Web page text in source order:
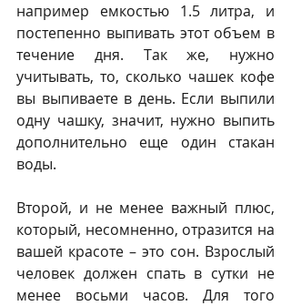
например емкостью 1.5 литра, и
постепенно выпивать этот объем в
течение дня. Так же, нужно
учитывать, то, сколько чашек кофе
вы выпиваете в день. Если выпили
одну чашку, значит, нужно выпить
дополнительно еще один стакан
воды.
Второй, и не менее важный плюс,
который, несомненно, отразится на
вашей красоте – это сон. Взрослый
человек должен спать в сутки не
менее восьми часов. Для того